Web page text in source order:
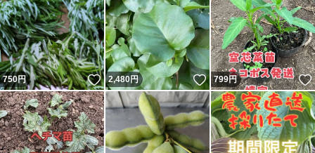
750円 いいね！
2,480円 いいね！
799円